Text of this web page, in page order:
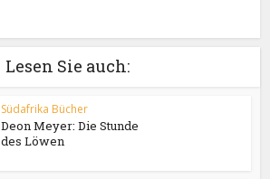
Lesen Sie auch:
Südafrika Bücher
Deon Meyer: Die Stunde
des Löwen